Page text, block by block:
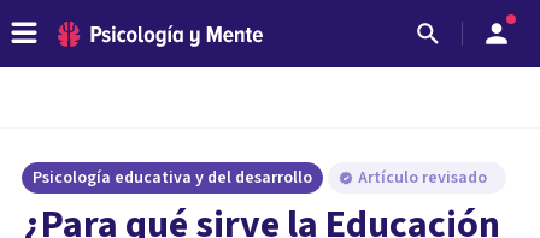
Psicología educativa y del desarrollo Artículo revisado
¿Para qué sirve la Educación